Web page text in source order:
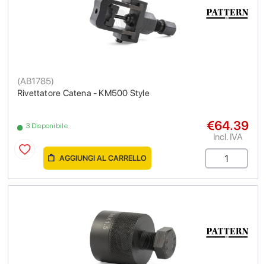
Rivettatore Catena - KM500 Style
(AB1785)
3 Disponibile €64.39
Incl. IVA
AGGIUNGI AL CARRELLO